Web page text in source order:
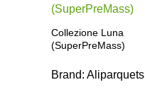
Collezione Luna
(SuperPreMass)
Brand: Aliparquets